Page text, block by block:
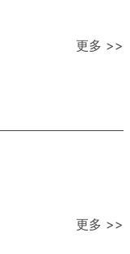
更多 >>
更多 >>